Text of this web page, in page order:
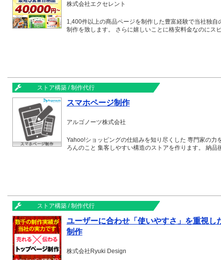
株式会社エクセレント
1,400件以上の商品ページを制作した豊富経験で当社独
制作を致します。 さらに嬉しいことに格安料金なのにス
ストア構築 / 制作代行
スマホページ制作
アルゴノーツ株式会社
Yahoo!ショッピングの仕組みを知り尽くした 専門家の
ろんのこと 集客しやすい構造のストアを作ります。 納
ストア構築 / 制作代行
ユーザーに合わせ「使いやすさ」を重視し
制作
株式会社Ryuki Design